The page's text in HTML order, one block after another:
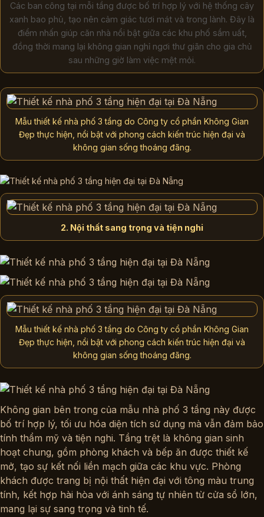
Các ban công tại mỗi tầng được bố trí hợp lý với hệ thống cây
xanh bao phủ, tạo nên cảm giác tươi mát và trong lành. Đây là
điểm nhấn giúp căn nhà nổi bật giữa các khu phố sầm uất,
đồng thời mang lại không gian nghỉ ngơi thư giãn cho gia chủ
sau những giờ làm việc mệt mỏi.
Mẫu thiết kế nhà phố 3 tầng do Công ty cổ phần Không Gian
Đẹp thực hiện, nổi bật với phong cách kiến trúc hiện đại và
không gian sống thoáng đãng.
2. Nội thất sang trọng và tiện nghi
Mẫu thiết kế nhà phố 3 tầng do Công ty cổ phần Không Gian
Đẹp thực hiện, nổi bật với phong cách kiến trúc hiện đại và
không gian sống thoáng đãng.
Không gian bên trong của mẫu nhà phố 3 tầng này được
bố trí hợp lý, tối ưu hóa diện tích sử dụng mà vẫn đảm bảo
tính thẩm mỹ và tiện nghi. Tầng trệt là không gian sinh
hoạt chung, gồm phòng khách và bếp ăn được thiết kế
mở, tạo sự kết nối liền mạch giữa các khu vực. Phòng
khách được trang bị nội thất hiện đại với tông màu trung
tính, kết hợp hài hòa với ánh sáng tự nhiên từ cửa sổ lớn,
mang lại sự sang trọng và tinh tế.